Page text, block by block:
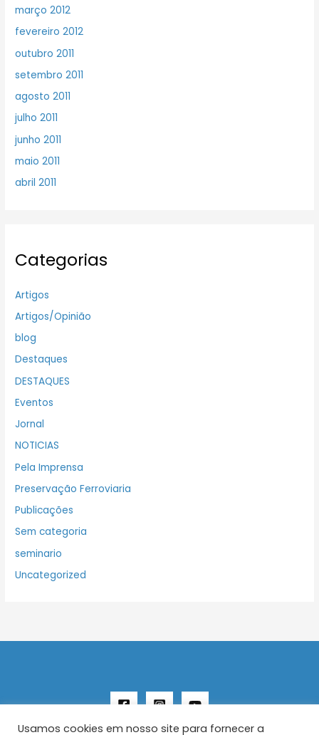
março 2012
fevereiro 2012
outubro 2011
setembro 2011
agosto 2011
julho 2011
junho 2011
maio 2011
abril 2011
Categorias
Artigos
Artigos/Opinião
blog
Destaques
DESTAQUES
Eventos
Jornal
NOTICIAS
Pela Imprensa
Preservação Ferroviaria
Publicações
Sem categoria
seminario
Uncategorized
Usamos cookies em nosso site para fornecer a